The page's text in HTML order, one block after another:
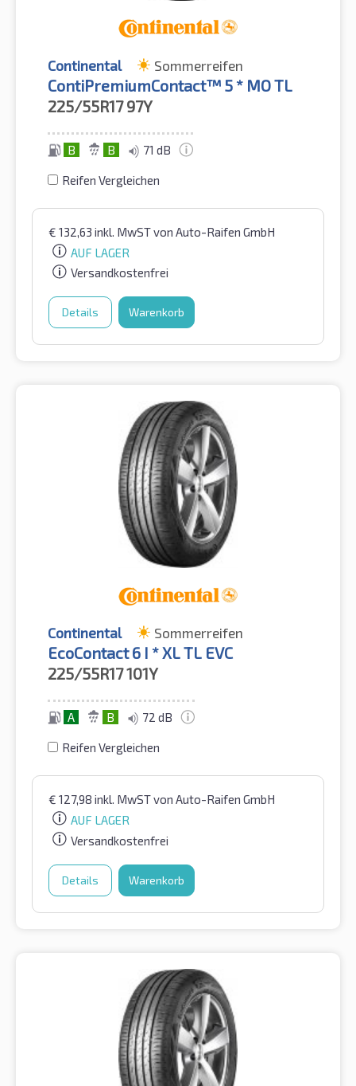
Continental Sommerreifen
ContiPremiumContact™ 5 * MO TL
225/55R17 97Y
B B 71 dB
Reifen Vergleichen
€ 132,63 inkl. MwSTvon Auto-Raifen GmbH
AUF LAGER
Versandkostenfrei
Details Warenkorb
Continental Sommerreifen
EcoContact 6 I * XL TL EVC
225/55R17101Y
A B 72 dB
Reifen Vergleichen
€ 127,98 inkl. MwSTvon Auto-Raifen GmbH
AUF LAGER
Versandkostenfrei
Details Warenkorb